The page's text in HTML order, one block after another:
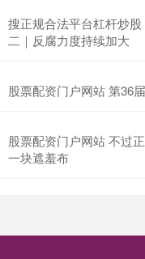
搜正规合法平台杠杆炒股
二｜反腐力度持续加大
股票配资门户网站 第36
股票配资门户网站 不过
一块遮羞布